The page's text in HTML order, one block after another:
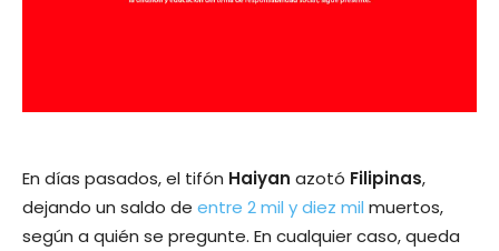
En días pasados, el tifón Haiyan azotó Filipinas,
dejando un saldo de entre 2 mil y diez mil muertos,
según a quién se pregunte. En cualquier caso, queda